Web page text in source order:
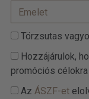
Törzsutas
Hozzájárulok,
promóciós
Az ÁSZF-et